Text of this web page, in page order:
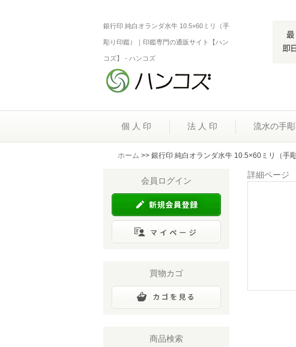
銀行印 純白オランダ水牛 10.5×60ミリ（手
彫り印鑑）｜印鑑専門の通販サイト【ハン
コズ】 - ハンコズ
個 人 印 法 人 印 流水の手
ホーム >> 銀行印 純白オランダ水牛 10.5×60ミリ（手彫
詳細ページ
会員ログイン
買物カゴ
商品検索